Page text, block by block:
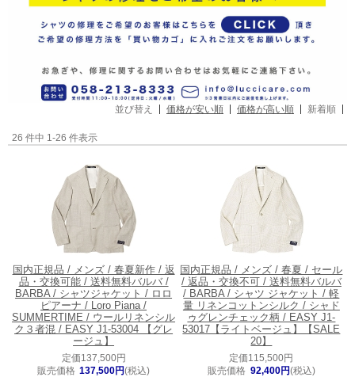
並び替え 価格が安い順 価格が高い順 新着順
26 件中 1-26 件表示
国内正規品 / メンズ / 春夏新作 / 返
品・交換可能 / 送料無料バルバ /
BARBA / シャツジャケット / ロロ
ピアーナ / Loro Piana /
SUMMERTIME / ウールリネンシル
ク３者混 / EASY J1-53004 【グレ
ージュ】
定価137,500円
販売価格 137,500円(税込)
国内正規品 / メンズ / 春夏 / セール
/ 返品・交換不可 / 送料無料バルバ
/ BARBA / シャツ ジャケット / 軽
量 リネンコットンシルク / シャド
ゥグレンチェック柄 / EASY J1-
53017【ライトベージュ】【SALE
20】
定価115,500円
販売価格 92,400円(税込)